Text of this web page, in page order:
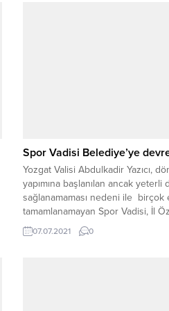
Spor Vadisi Belediye’ye
Yozgat Valisi Abdulkadir Yazıcı,
yapımına başlanılan ancak
sağlanamaması nedeni ile birçok
tamamlanamayan Spor Vadisi, İl
mevcut haliyle Yozgat
07.07.2021 0